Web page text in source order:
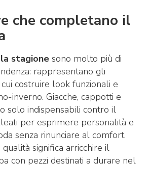
che completano il
stagione sono molto più di
rappresentano gli
costruire look funzionali e
inverno. Giacche, cappotti e
solo indispensabili contro il
per esprimere personalità e
senza rinunciare al comfort.
significa arricchire il
con pezzi destinati a durare nel